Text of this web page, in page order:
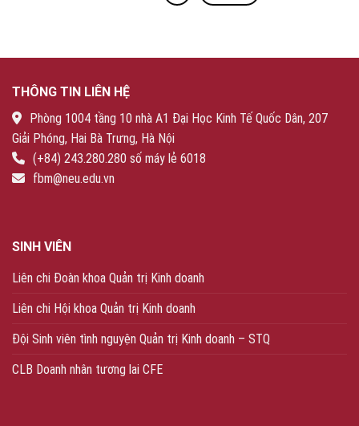
THÔNG TIN LIÊN HỆ
Phòng 1004 tầng 10 nhà A1 Đại Học Kinh Tế Quốc Dân, 207
Giải Phóng, Hai Bà Trưng, Hà Nội
(+84) 243.280.280 số máy lẻ 6018
fbm@neu.edu.vn
SINH VIÊN
Liên chi Đoàn khoa Quản trị Kinh doanh
Liên chi Hội khoa Quản trị Kinh doanh
Đội Sinh viên tình nguyện Quản trị Kinh doanh – STQ
CLB Doanh nhân tương lai CFE